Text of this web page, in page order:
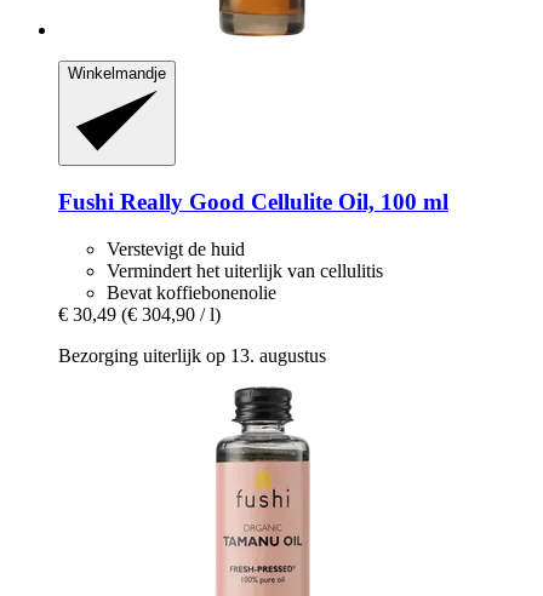
Winkelmandje
Fushi Really Good Cellulite Oil, 100 ml
Verstevigt de huid
Vermindert het uiterlijk van cellulitis
Bevat koffiebonenolie
€ 30,49 (€ 304,90 / l)
Bezorging uiterlijk op 13. augustus